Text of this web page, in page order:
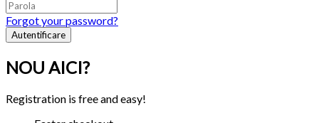
Forgot your password?
NOU AICI?
Registration is free and easy!